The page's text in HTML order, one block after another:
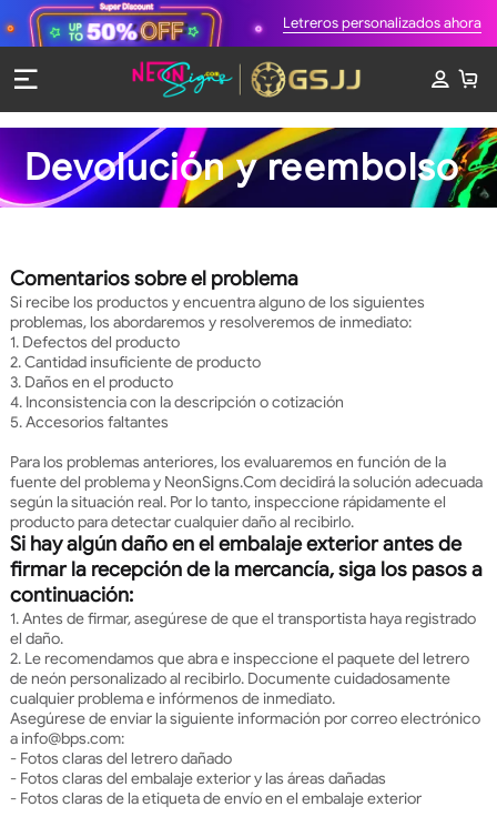
Letreros personalizados ahora
Devolución y reembolso
Comentarios sobre el problema
Si recibe los productos y encuentra alguno de los siguientes
problemas, los abordaremos y resolveremos de inmediato:
1. Defectos del producto
2. Cantidad insuficiente de producto
3. Daños en el producto
4. Inconsistencia con la descripción o cotización
5. Accesorios faltantes
Para los problemas anteriores, los evaluaremos en función de la
fuente del problema y NeonSigns.Com decidirá la solución adecuada
según la situación real. Por lo tanto, inspeccione rápidamente el
producto para detectar cualquier daño al recibirlo.
Si hay algún daño en el embalaje exterior antes de
firmar la recepción de la mercancía, siga los pasos a
continuación:
1. Antes de firmar, asegúrese de que el transportista haya registrado
el daño.
2. Le recomendamos que abra e inspeccione el paquete del letrero
de neón personalizado al recibirlo. Documente cuidadosamente
cualquier problema e infórmenos de inmediato.
Asegúrese de enviar la siguiente información por correo electrónico
a info@bps.com:
- Fotos claras del letrero dañado
- Fotos claras del embalaje exterior y las áreas dañadas
- Fotos claras de la etiqueta de envío en el embalaje exterior